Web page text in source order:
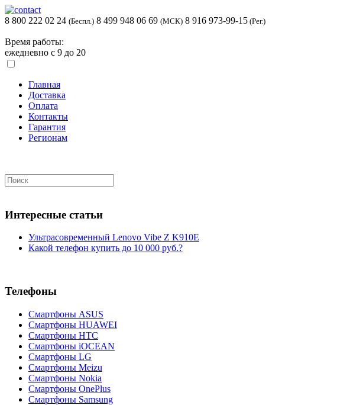
8 800 222 02 24 (Беспл.) 8 499 948 06 69 (МСК) 8 916 973-99-15 (Рег.)
Время работы:
ежедневно с 9 до 20
Главная
Доставка
Оплата
Контакты
Гарантия
Регионам
Интересные статьи
Ультрасовременный Lenovo Vibe Z K910E
Какой телефон купить до 10 000 руб.?
Телефоны
Смартфоны ASUS
Смартфоны HUAWEI
Смартфоны HTC
Смартфоны iOCEAN
Смартфоны LG
Смартфоны Meizu
Смартфоны Nokia
Смартфоны OnePlus
Смартфоны Samsung